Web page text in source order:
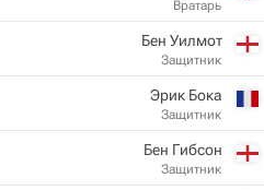
Вратарь
Бен Уилмот
Защитник
Эрик Бока
Защитник
Бен Гибсон
Защитник